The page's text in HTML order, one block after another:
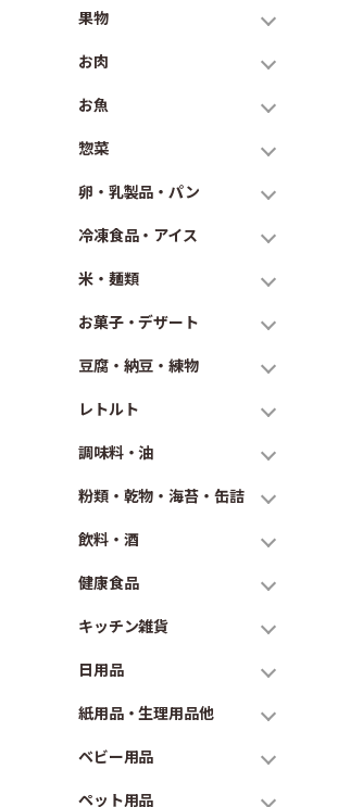
果物
お肉
お魚
惣菜
卵・乳製品・パン
冷凍食品・アイス
米・麺類
お菓子・デザート
豆腐・納豆・練物
レトルト
調味料・油
粉類・乾物・海苔・缶詰
飲料・酒
健康食品
キッチン雑貨
日用品
紙用品・生理用品他
ベビー用品
ペット用品